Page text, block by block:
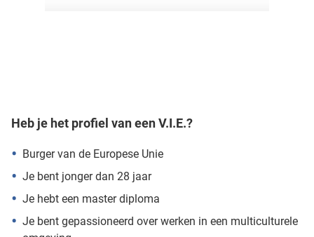
Heb je het profiel van een V.I.E.?
Burger van de Europese Unie
Je bent jonger dan 28 jaar
Je hebt een master diploma
Je bent gepassioneerd over werken in een multiculturele